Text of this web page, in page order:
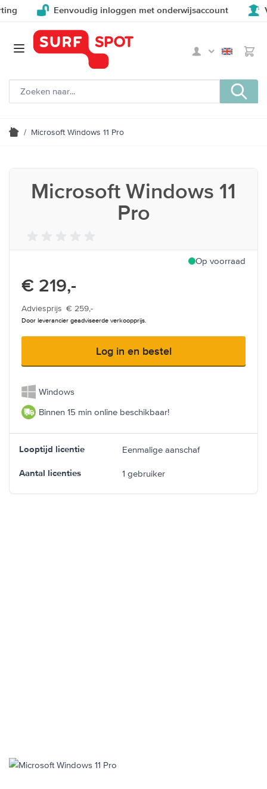
Eenvoudig inloggen met onderwijsaccount
/ Microsoft Windows 11 Pro
Microsoft Windows 11
Pro
Op voorraad
€ 219,-
Adviesprijs € 259,-
Door leverancier geadviseerde verkoopprijs.
Log in en bestel
Windows
Binnen 15 min online beschikbaar!
Looptijd licentie Eenmalige aanschaf
Aantal licenties 1 gebruiker